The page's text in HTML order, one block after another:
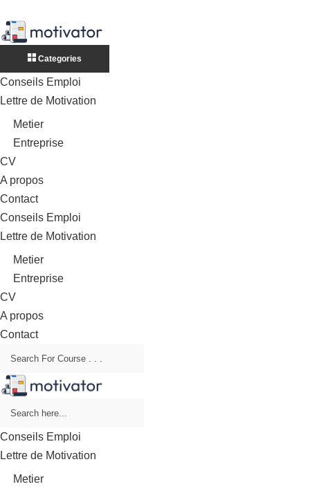
Categories
Conseils Emploi
Lettre de Motivation
Metier
Entreprise
CV
A propos
Contact
Conseils Emploi
Lettre de Motivation
Metier
Entreprise
CV
A propos
Contact
Conseils Emploi
Lettre de Motivation
Metier